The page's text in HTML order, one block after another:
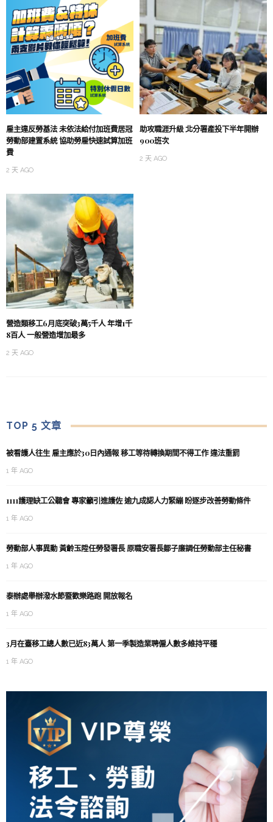
雇主違反勞基法 未依法給付加班費居冠
勞動部建置系統 協助勞雇快速試算加班
費
2 天 AGO
助攻職涯升級 北分署產投下半年開辦
900班次
2 天 AGO
營造類移工6月底突破3萬5千人 年增1千
8百人 一般營造增加最多
2 天 AGO
TOP 5 文章
被看護人往生 雇主應於30日內通報 移工等待轉換期間不得工作 違法重罰
1 年 AGO
1111護理缺工公聽會 專家籲引進護佐 逾九成認人力緊繃 盼逐步改善勞動條件
1 年 AGO
勞動部人事異動 黃齡玉陞任勞發署長 原職安署長鄒子廉調任勞動部主任秘書
1 年 AGO
泰辦處舉辦潑水節暨歡樂路跑 開放報名
1 年 AGO
3月在臺移工總人數已近83萬人 第一季製造業聘僱人數多維持平穩
1 年 AGO